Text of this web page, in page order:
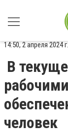
14:50, 2 апреля 2024 г.
В
человек